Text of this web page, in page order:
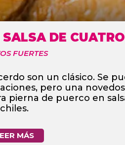
DE
FUERTES
son un clásico. Se
pero una
pierna de puerco en
chiles.
MÁS